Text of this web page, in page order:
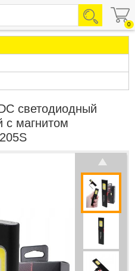
0
светодиодный
с магнитом